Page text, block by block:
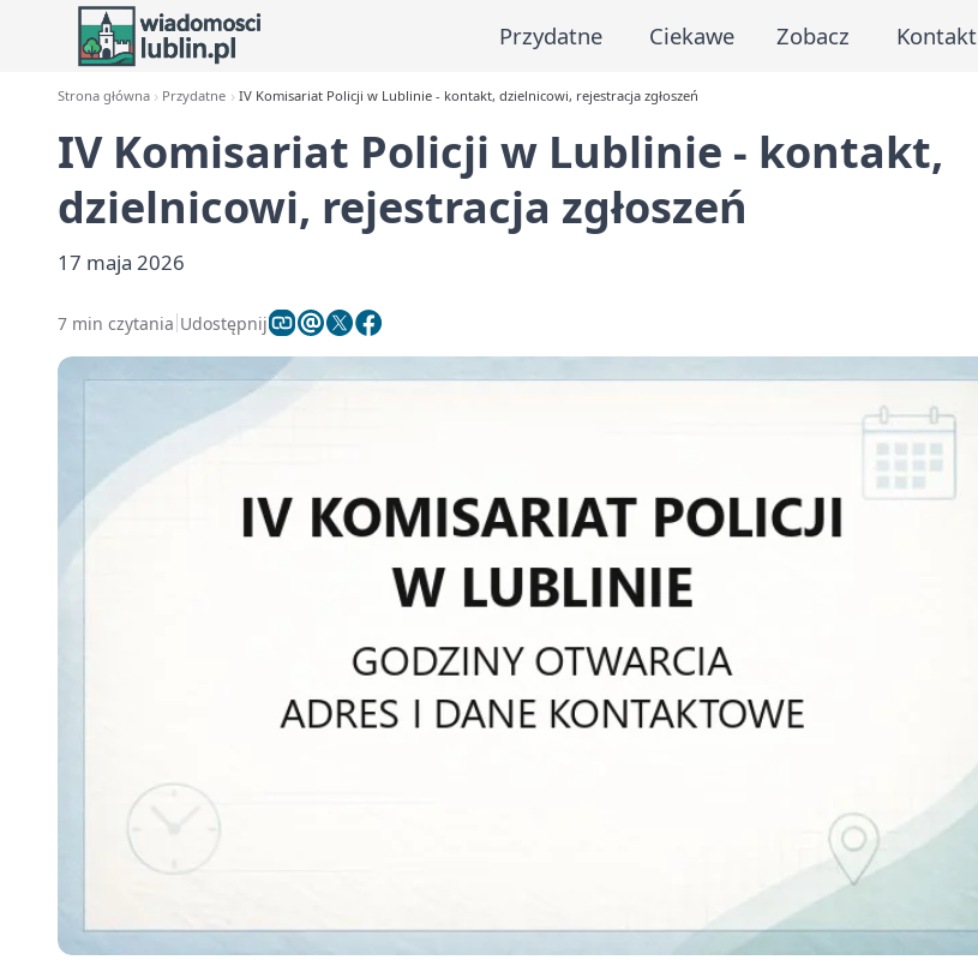
Przydatne Ciekawe Zobacz Kontakt
Strona główna Przydatne IV Komisariat Policji w Lublinie - kontakt, dzielnicowi, rejestracja zgłoszeń
IV Komisariat Policji w Lublinie - kontakt,
dzielnicowi, rejestracja zgłoszeń
17 maja 2026
7 min czytania Udostępnij